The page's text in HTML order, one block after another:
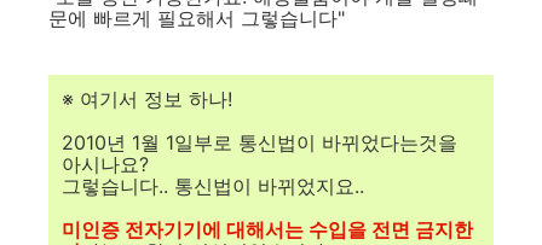
문에 빠르게 필요해서 그렇습니다"
※ 여기서 정보 하나!
2010년 1월 1일부로 통신법이 바뀌었다는것을
아시나요?
그렇습니다.. 통신법이 바뀌었지요..
미인증 전자기기에 대해서는 수입을 전면 금지한